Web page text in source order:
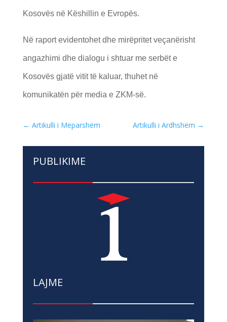
Kosovës në Këshillin e Evropës.
Në raport evidentohet dhe mirëpritet veçanërisht
angazhimi dhe dialogu i shtuar me serbët e
Kosovës gjatë vitit të kaluar, thuhet në
komunikatën për media e ZKM-së.
← Artikulli i Mëparshëm Artikulli i Ardhshëm →
PUBLIKIME
LAJME